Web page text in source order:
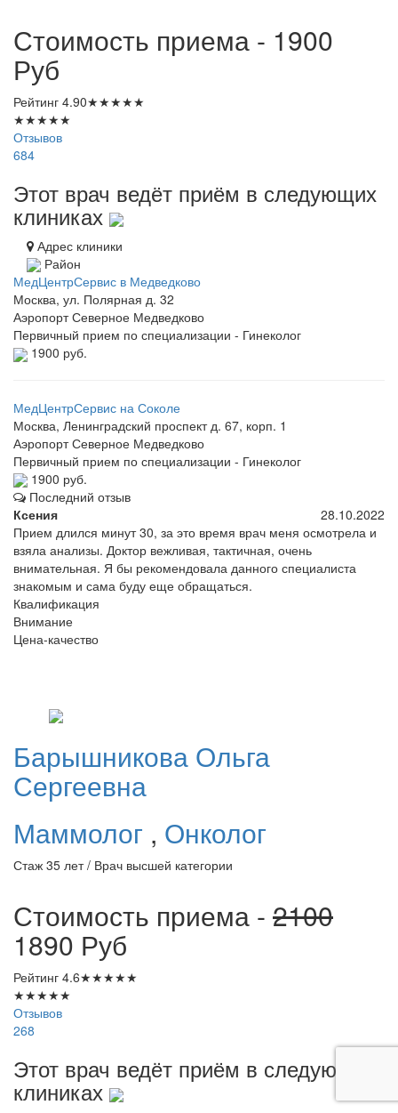
Стоимость приема - 1900
Руб
Рейтинг 4.90★★★★★
★★★★★
Отзывов
684
Этот врач ведёт приём в следующих
клиниках
Адрес клиники
Район
МедЦентрСервис в Медведково
Москва, ул. Полярная д. 32
АэропортСеверное Медведково
Первичный прием по специализации - Гинеколог
1900 руб.
МедЦентрСервис на Соколе
Москва, Ленинградский проспект д. 67, корп. 1
АэропортСеверное Медведково
Первичный прием по специализации - Гинеколог
1900 руб.
Последний отзыв
Ксения
28.10.2022
Прием длился минут 30, за это время врач меня осмотрела и
взяла анализы. Доктор вежливая, тактичная, очень
внимательная. Я бы рекомендовала данного специалиста
знакомым и сама буду еще обращаться.
Квалификация
Внимание
Цена-качество
Барышникова Ольга
Сергеевна
Маммолог , Онколог
Стаж 35 лет / Врач высшей категории
Стоимость приема - 2100
1890 Руб
Рейтинг 4.6★★★★★
★★★★★
Отзывов
268
Этот врач ведёт приём в следующих
клиниках